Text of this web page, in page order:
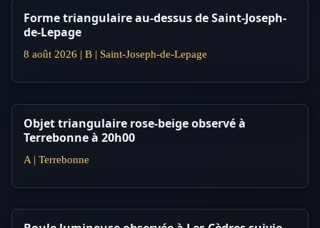
Forme triangulaire au-dessus de Saint-Joseph-
de-Lepage
8 août 2026 | B | Saint-Joseph-de-Lepage
Objet triangulaire rose-beige observé à
Terrebonne à 20h00
A | Terrebonne